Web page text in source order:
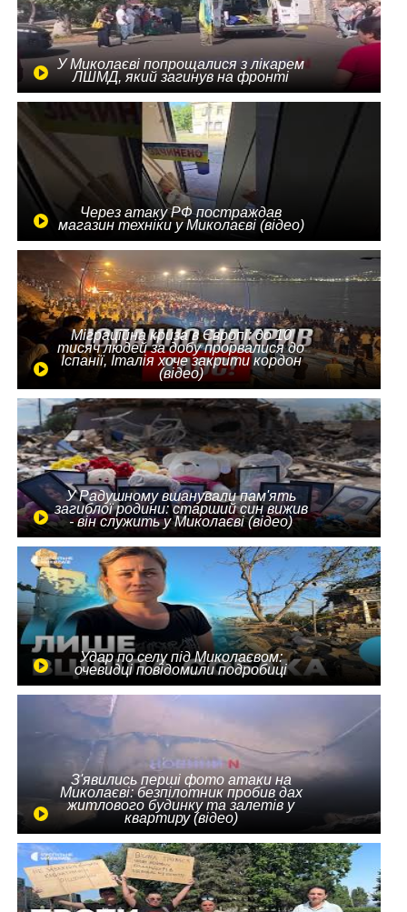
У Миколаєві попрощалися з лікарем
ЛШМД, який загинув на фронті
Через атаку РФ постраждав
магазин техніки у Миколаєві (відео)
Міграційна криза в Європі: до 10
тисяч людей за добу прорвалися до
Іспанії, Італія хоче закрити кордон
(відео)
У Радушному вшанували пам'ять
загиблої родини: старший син вижив
- він служить у Миколаєві (відео)
Удар по селу під Миколаєвом:
очевидці повідомили подробиці
З'явились перші фото атаки на
Миколаєві: безпілотник пробив дах
житлового будинку та залетів у
квартиру (відео)